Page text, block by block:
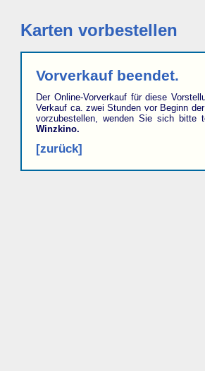
Karten vorbestellen
Vorverkauf beendet.
Der Online-Vorverkauf für diese
Verkauf ca. zwei Stunden vor Beginn
vorzubestellen, wenden Sie sich bitte
Winzkino.
[zurück]